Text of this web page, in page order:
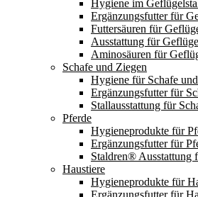
Hygiene im
Ergänzungsfutter für
Futtersäuren für
Ausstattung für
Aminosäuren für
Schafe und Ziegen
Hygiene für Schafe
Ergänzungsfutter für
Stallausstattung für
Pferde
Hygieneprodukte für
Ergänzungsfutter für
Staldren® Ausstattung
Haustiere
Hygieneprodukte für
Ergänzungsfutter für